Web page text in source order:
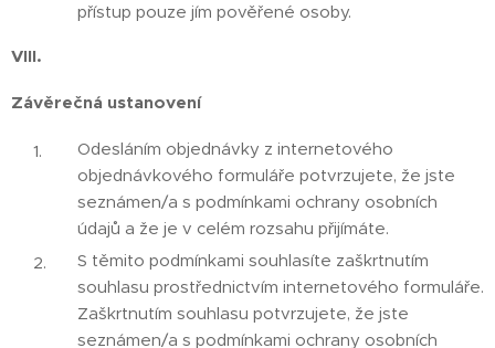
přístup pouze jím pověřené osoby.
VIII.
Závěrečná ustanovení
Odesláním objednávky z internetového
objednávkového formuláře potvrzujete, že jste
seznámen/a s podmínkami ochrany osobních
údajů a že je v celém rozsahu přijímáte.
S těmito podmínkami souhlasíte zaškrtnutím
souhlasu prostřednictvím internetového formuláře.
Zaškrtnutím souhlasu potvrzujete, že jste
seznámen/a s podmínkami ochrany osobních